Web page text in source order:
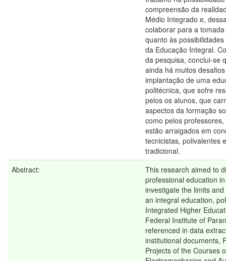
compreensão da
Médio Integrado e,
colaborar para a
quanto às
da Educação Integral.
da pesquisa, conclui-se
ainda há muitos
implantação de uma
politécnica, que sofre
pelos os alunos, que
aspectos da formação
como pelos
estão arraigados em
tecnicistas, polivalentes
tradicional.
Abstract:
This research aimed to
professional education
investigate the limits
an integral education,
Integrated Higher
Federal Institute of
referenced in data
institutional documents,
Projects of the Courses